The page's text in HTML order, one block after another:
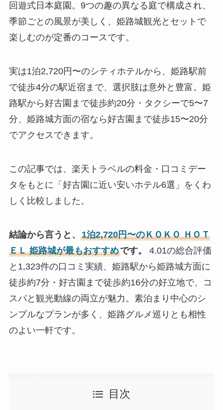
回遊式日本庭園。9つの趣の異なる庭で構成され、
季節ごとの風景が美しく、姫路城観光とセットで
楽しむのが定番のコースです。
実は1泊2,720円〜のシティホテルから、姫路駅前
で徒歩4分の駅近宿まで、選択肢は意外と豊富。姫
路駅から好古園まで徒歩約20分・タクシーで5〜7
分、姫路城方面の宿なら好古園まで徒歩15〜20分
でアクセスできます。
この記事では、楽天トラベルの料金・口コミデー
タをもとに「好古園に近い安いホテル6選」をくわ
しく比較しました。
結論から言うと、 1泊2,720円〜のＫＯＫＯ ＨＯＴ
ＥＬ 姫路城が最もおすすめです。
4.01の総合評価
と1,323件の口コミ実績、姫路駅から姫路城方面に
徒歩約7分・好古園まで徒歩約16分の好立地で、コ
スパと観光動線の両立が魅力。素泊まり中心のシ
ンプルなプランが多く、姫路グルメ巡りとも相性
のよい一軒です。
目次